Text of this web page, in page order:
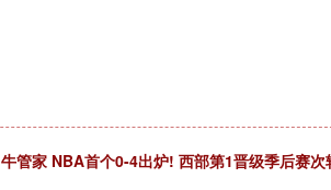
牛管家 NBA首个0-4出炉! 西部第1晋级季后赛